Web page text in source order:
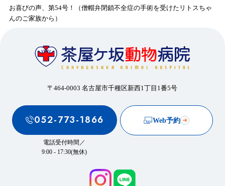
お喜びの声、第54号！（僧帽弁閉鎖不全症の手術を受けたリトスちゃ
んのご家族から）
〒464-0003 名古屋市千種区新西1丁目1番5号
052-773-1866
電話受付時間／
9:00 - 17:30(無休)
Web予約